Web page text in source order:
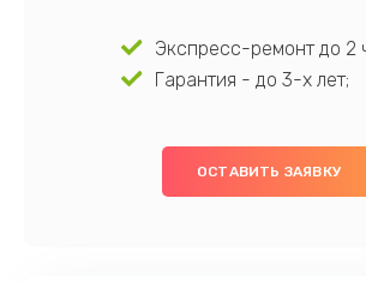
Экспресс-ремонт до 2
Гарантия - до 3-х лет;
ОСТАВИТЬ ЗАЯВКУ